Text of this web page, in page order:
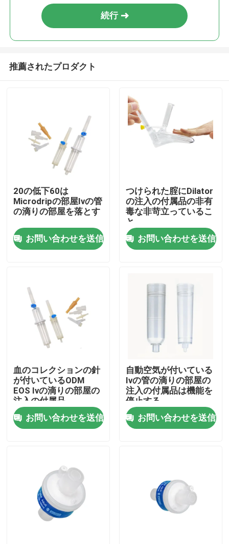
ホーム
企業情報
会社案内
品質管理
お問い合わせ
医学のシリコーン ゴム
医学のゴム製 ストッパー
続行
推薦されたプロダクト
20の低下60は
Microdripの部屋Ivの管
の滴りの部屋を落とす
お問い合わせを送信
つけられた腟にDilator
の注入の付属品の非有
毒な非苛立っているこ
と
お問い合わせを送信
血のコレクションの針
が付いているODM
EOS Ivの滴りの部屋の
注入の付属品
お問い合わせを送信
自動空気が付いている
Ivの管の滴りの部屋の
注入の付属品は機能を
停止する
お問い合わせを送信